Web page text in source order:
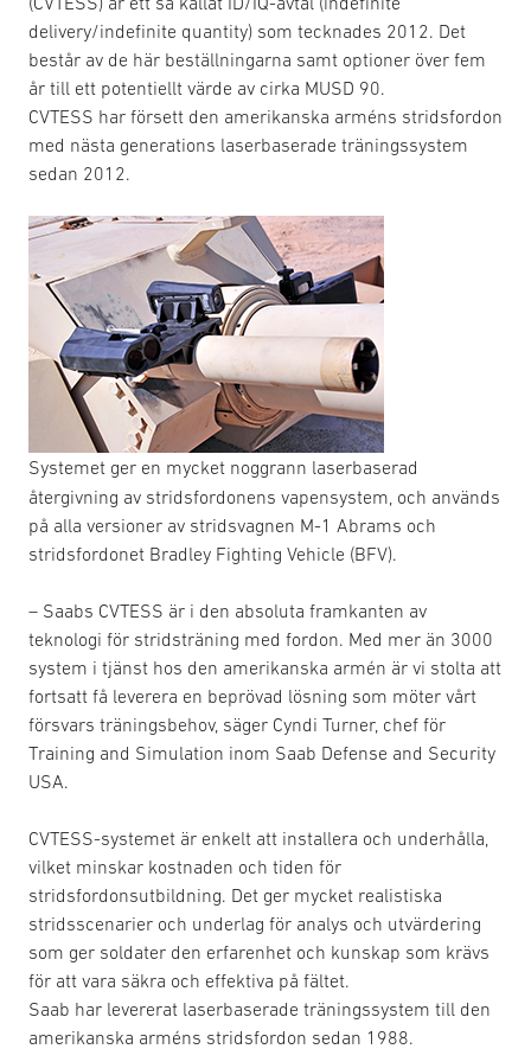
delivery/indefinite quantity) som tecknades 2012. Det
består av de här beställningarna samt optioner över fem
år till ett potentiellt värde av cirka MUSD 90.
CVTESS har försett den amerikanska arméns stridsfordon
med nästa generations laserbaserade träningssystem
sedan 2012.
Systemet ger en mycket noggrann laserbaserad
återgivning av stridsfordonens vapensystem, och används
på alla versioner av stridsvagnen M-1 Abrams och
stridsfordonet Bradley Fighting Vehicle (BFV).
– Saabs CVTESS är i den absoluta framkanten av
teknologi för stridsträning med fordon. Med mer än 3000
system i tjänst hos den amerikanska armén är vi stolta att
fortsatt få leverera en beprövad lösning som möter vårt
försvars träningsbehov, säger Cyndi Turner, chef för
Training and Simulation inom Saab Defense and Security
USA.
CVTESS-systemet är enkelt att installera och underhålla,
vilket minskar kostnaden och tiden för
stridsfordonsutbildning. Det ger mycket realistiska
stridsscenarier och underlag för analys och utvärdering
som ger soldater den erfarenhet och kunskap som krävs
för att vara säkra och effektiva på fältet.
Saab har levererat laserbaserade träningssystem till den
amerikanska arméns stridsfordon sedan 1988.